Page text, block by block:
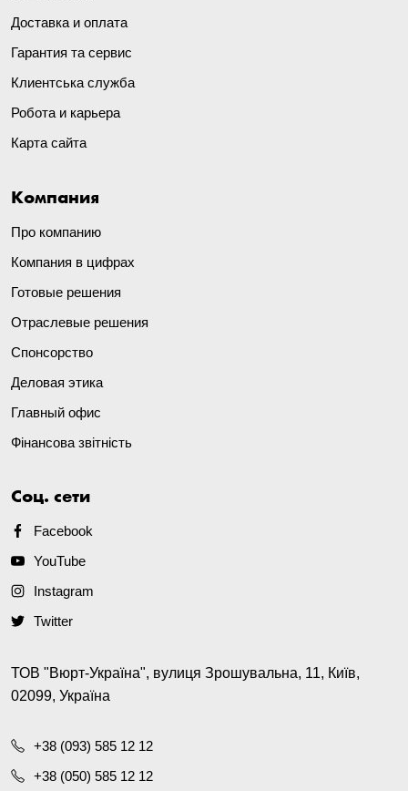
Доставка и оплата
Гарантия та сервис
Клиентська служба
Робота и карьера
Карта сайта
Компания
Про компанию
Компания в цифрах
Готовые решения
Отраслевые решения
Спонсорство
Деловая этика
Главный офис
Фінансова звітність
Соц. сети
Facebook
YouTube
Instagram
Twitter
ТОВ "Вюрт-Україна", вулиця Зрошувальна, 11, Київ,
02099, Україна
+38 (093) 585 12 12
+38 (050) 585 12 12